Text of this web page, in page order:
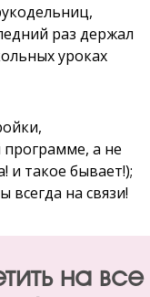
раз держал
уроках
а не
и такое бывает!);
на связи!
на все